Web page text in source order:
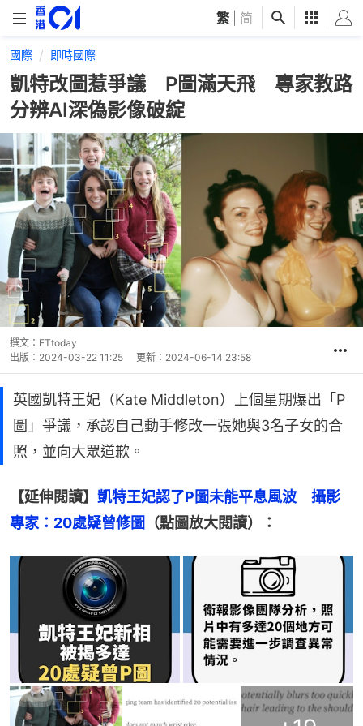
繁 简
國際 即時國際
凱特改圖惹爭議 P圖滿天飛 專家教路
分辨AI深偽影像破綻
撰文： ETtoday
出版： 2024-03-22 11:25 更新： 2024-06-14 23:58
英國凱特王妃（Kate Middleton）上個星期爆出「P
圖」爭議，承認自己動手修改一張她與3名子女的合
照，並向大眾道歉。
【延伸閱讀】 凱特王妃認了P圖未能平息風波　攝影
專家：20處疑曾修圖 （點圖放大閱讀）：